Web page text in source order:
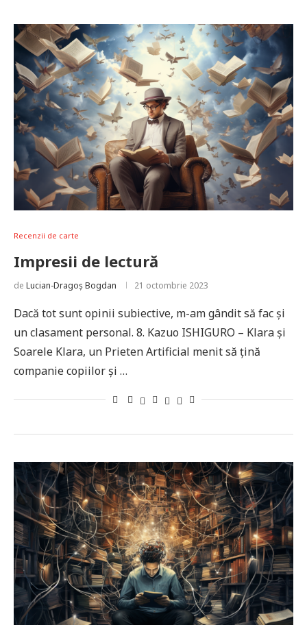
Recenzii de carte
Impresii de lectură
de Lucian-Dragoș Bogdan 21 octombrie 2023
Dacă tot sunt opinii subiective, m-am gândit să fac și
un clasament personal. 8. Kazuo ISHIGURO – Klara și
Soarele Klara, un Prieten Artificial menit să țină
companie copiilor și …